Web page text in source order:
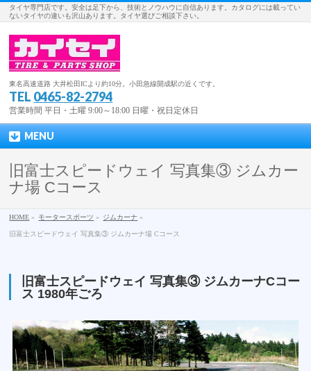
タイヤ専門店です。安全は足下から、技術とノウハウに自信あります。カタログには載ってい
ないタイヤの違いも沢山あります。タイヤ選びご相談下さい。
東名高速道路 大井松田ICより約10分。小田急線開成駅の近くです。
TEL 0465-82-2794
営業時間 平日・土曜 9:00～18:00 日曜・祝日定休日
MENU
旧富士スピードウェイ 写真集③ ジムカー
ナ場 Cコース
HOME » モータースポーツ » ジムカーナ »
旧富士スピードウェイ 写真集③ ジムカーナ場 Cコース
旧富士スピードウェイ 写真集③ ジムカーナCコー
ス 1980年ごろ